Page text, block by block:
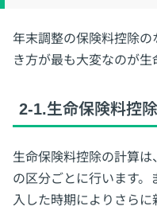
年末調整の保険料控除
き方が最も大変なのが生
2-1.生命保険料控
生命保険料控除の計算
の区分ごとに行います
入した時期によりさら